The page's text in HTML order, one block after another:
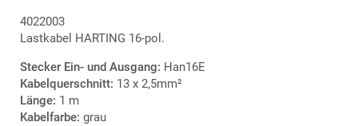
4022003
Lastkabel HARTING 16-pol.
Stecker Ein- und Ausgang: Han16E
Kabelquerschnitt: 13 x 2,5mm²
Länge: 1 m
Kabelfarbe: grau